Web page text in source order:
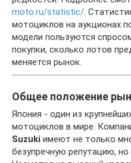
moto.ru/statistic/.
мотоциклов на аукционах
модели пользуются
покупки, сколько лотов
меняется рынок.
Общее положение
Япония - один из
мотоциклов в мире.
Suzuki имеют не только
безупречную репутацию, но